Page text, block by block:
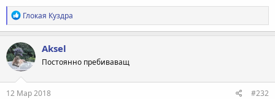
Р
е
а
к
ц
и
и
:
Глокая Куздра
Aksel
Постоянно пребиваващ
12 Мар 2018 #232